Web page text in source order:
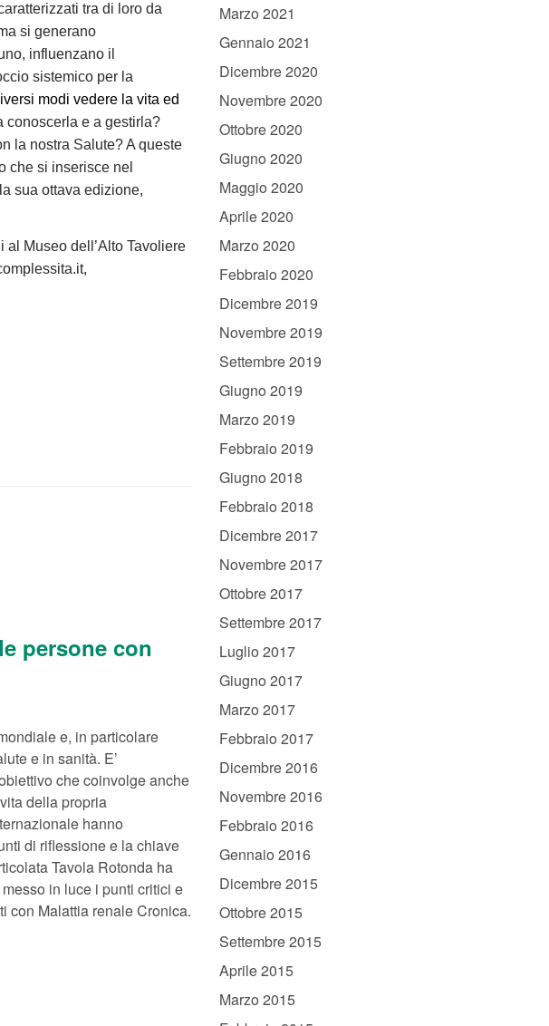
tra di loro da
si generano
influenzano il
sistemico per la
modi vedere la vita ed
conoscerla e a gestirla?
la nostra Salute? A queste
che si inserisce nel
sua ottava edizione,
Museo dell’Alto Tavoliere
persone con
e, in particolare
e in sanità. E’
che coinvolge anche
della propria
hanno
di riflessione e la chiave
Tavola Rotonda ha
in luce i punti critici e
con Malattia renale Cronica.
Marzo 2021
Gennaio 2021
Dicembre 2020
Novembre 2020
Ottobre 2020
Giugno 2020
Maggio 2020
Aprile 2020
Marzo 2020
Febbraio 2020
Dicembre 2019
Novembre 2019
Settembre 2019
Giugno 2019
Marzo 2019
Febbraio 2019
Giugno 2018
Febbraio 2018
Dicembre 2017
Novembre 2017
Ottobre 2017
Settembre 2017
Luglio 2017
Giugno 2017
Marzo 2017
Febbraio 2017
Dicembre 2016
Novembre 2016
Febbraio 2016
Gennaio 2016
Dicembre 2015
Ottobre 2015
Settembre 2015
Aprile 2015
Marzo 2015